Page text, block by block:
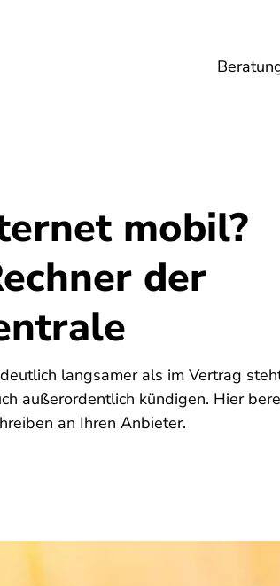
mobil?
der
langsamer als im Vertrag
außerordentlich kündigen. Hier
an Ihren Anbieter.